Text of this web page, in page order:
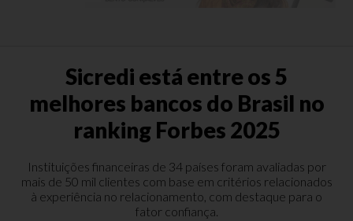
Sicredi está entre os 5
melhores bancos do Brasil no
ranking Forbes 2025
Instituições financeiras de 34 países foram avaliadas por
mais de 50 mil clientes com base em critérios relacionados
à experiência no relacionamento, com destaque para o
fator confiança.